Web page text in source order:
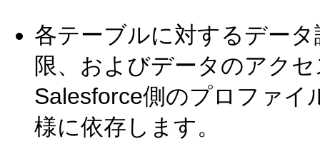
各テーブルに対するデー
限、およびデータのアク
Salesforce側のプロファイ
様に依存します。